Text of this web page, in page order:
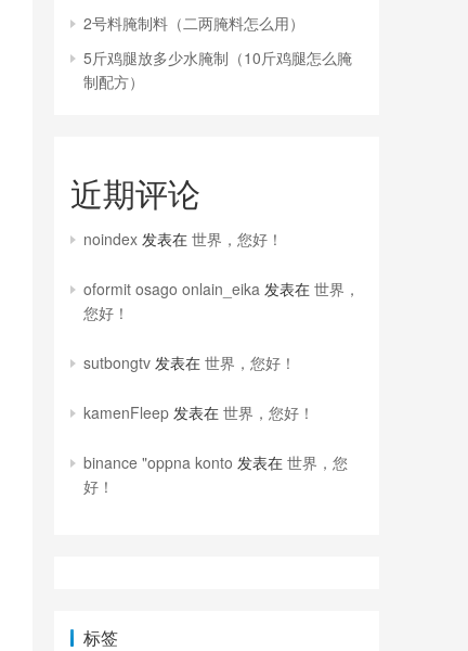
2号料腌制料（二两腌料怎么用）
5斤鸡腿放多少水腌制（10斤鸡腿怎么腌
制配方）
近期评论
noindex 发表在 世界，您好！
oformit osago onlain_eika 发表在 世界，
您好！
sutbongtv 发表在 世界，您好！
kamenFleep 发表在 世界，您好！
binance "oppna konto 发表在 世界，您
好！
标签